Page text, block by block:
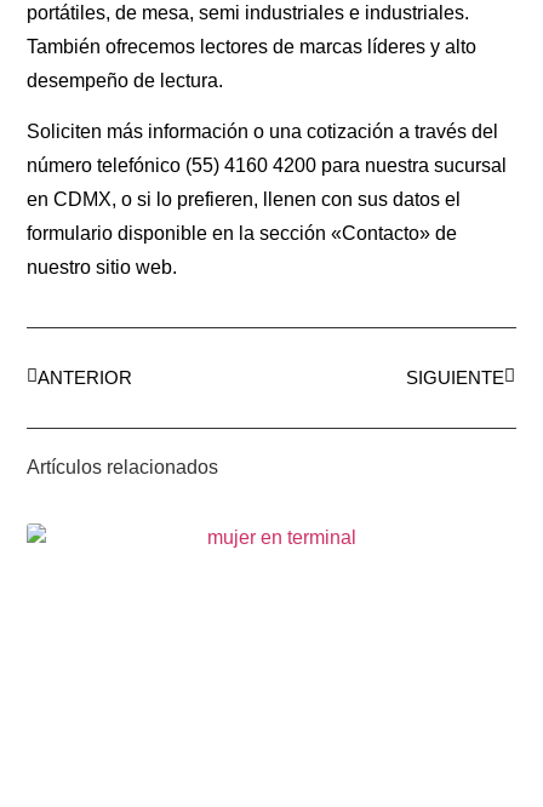
portátiles, de mesa, semi industriales e industriales.
También ofrecemos lectores de marcas líderes y alto
desempeño de lectura.
Soliciten más información o una cotización a través del
número telefónico (55) 4160 4200 para nuestra sucursal
en CDMX, o si lo prefieren, llenen con sus datos el
formulario disponible en la sección «Contacto» de
nuestro sitio web.
ANTERIOR SIGUIENTE
Artículos relacionados